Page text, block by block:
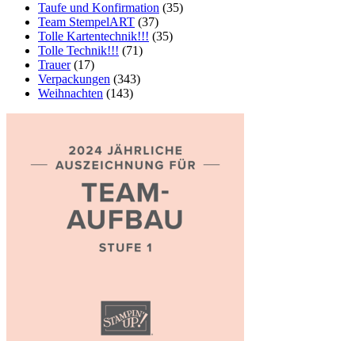
Taufe und Konfirmation (35)
Team StempelART (37)
Tolle Kartentechnik!!! (35)
Tolle Technik!!! (71)
Trauer(17)
Verpackungen (343)
Weihnachten (143)